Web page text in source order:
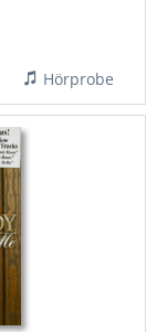
Hörprobe